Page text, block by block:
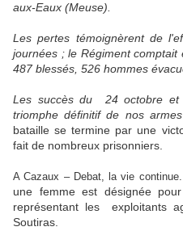
aux-Eaux (Meuse).
Les pertes témoignèrent de
journées ; le Régiment
487 blessés, 526 hommes
Les succès du 24 octobre et
triomphe définitif de nos armes
bataille se termine par une
fait de nombreux prisonniers.
A Cazaux – Debat, la vie continue.
une femme est désignée
représentant les exploitants
Soutiras.